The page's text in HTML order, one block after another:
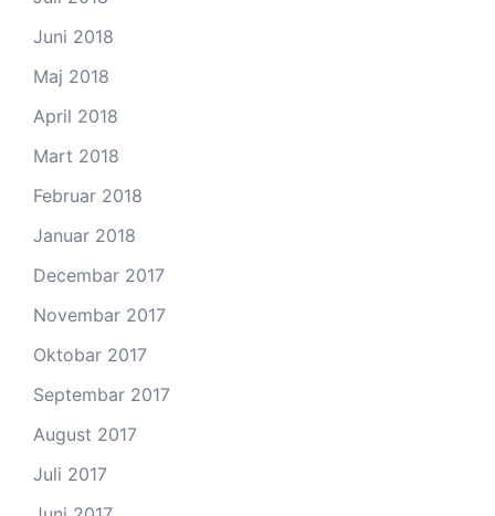
Juni 2018
Maj 2018
April 2018
Mart 2018
Februar 2018
Januar 2018
Decembar 2017
Novembar 2017
Oktobar 2017
Septembar 2017
August 2017
Juli 2017